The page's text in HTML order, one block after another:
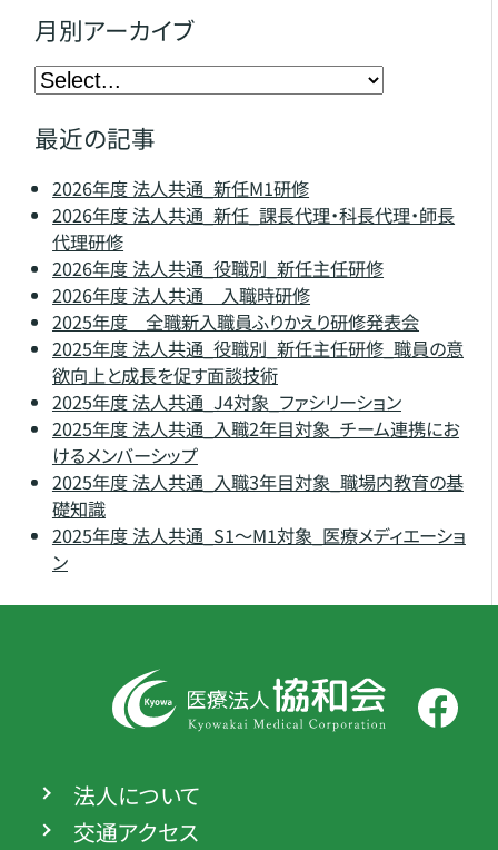
月別アーカイブ
最近の記事
2026年度 法人共通_新任M1研修
2026年度 法人共通_新任_課長代理・科長代理・師長
代理研修
2026年度 法人共通_役職別_新任主任研修
2026年度 法人共通 入職時研修
2025年度 全職新入職員ふりかえり研修発表会
2025年度 法人共通_役職別_新任主任研修_職員の意
欲向上と成長を促す面談技術
2025年度 法人共通_J4対象_ファシリーション
2025年度 法人共通_入職2年目対象_チーム連携にお
けるメンバーシップ
2025年度 法人共通_入職3年目対象_職場内教育の基
礎知識
2025年度 法人共通_S1～M1対象_医療メディエーショ
ン
法人について
交通アクセス